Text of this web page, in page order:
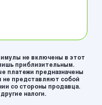
не включены в этот
приблизительным.
платежи предназначены
не представляют собой
со стороны продавца.
налоги.